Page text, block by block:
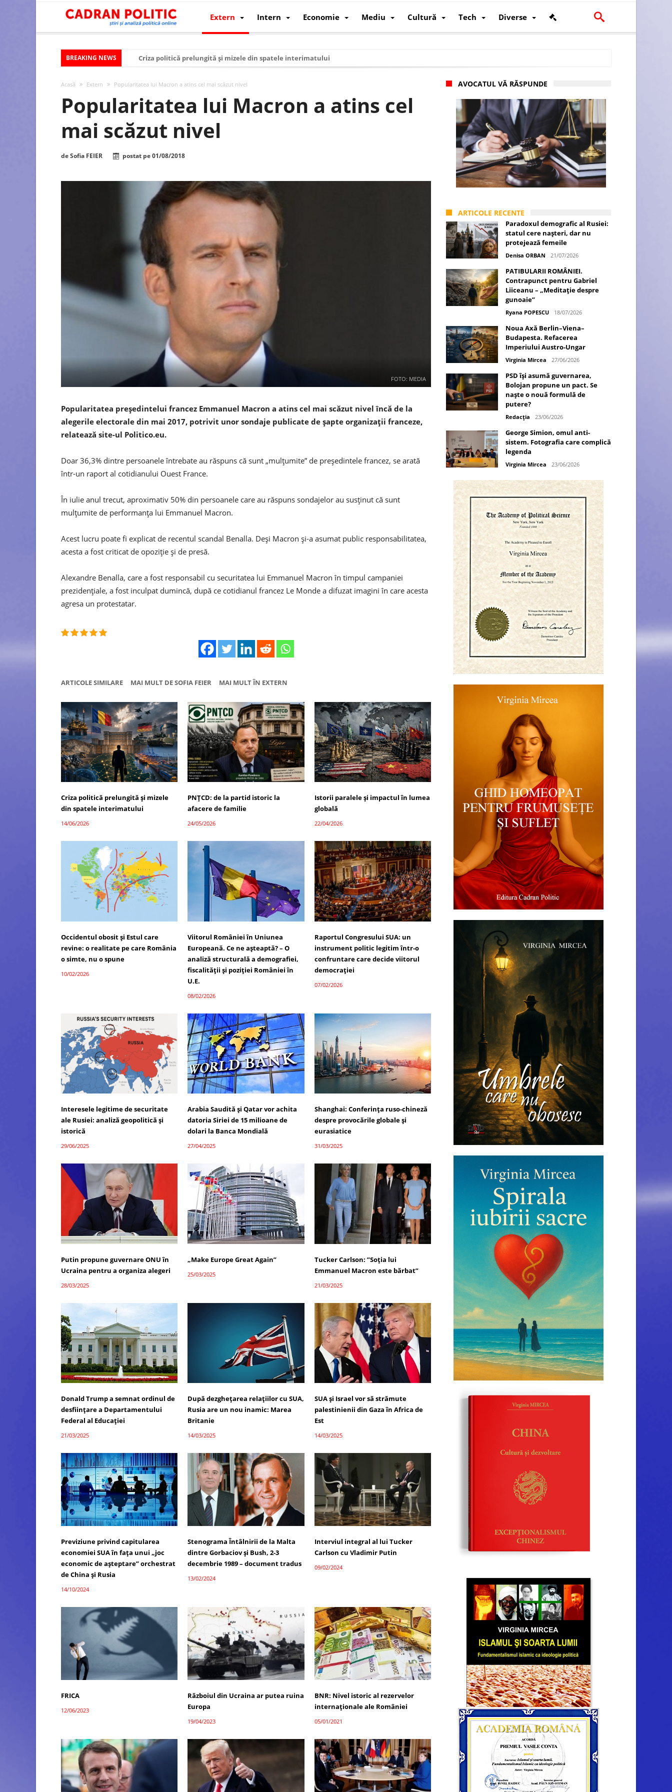
Extern Intern Economie Mediu Cultură Tech Diverse
BREAKING NEWS
Criza politică prelungită și mizele din spatele interimatului
Modelul economic al Rusiei: de ce rezistă?
Occidentul obosit și Estul care revine: o realitate pe care România o simte, nu o spune
Viitorul României în Uniunea Europeană. Ce ne așteaptă? – O analiză structurală a demografiei, fiscalității și poziției României în U.E.
România – ROExit pentru a supraviețui ca țară
Huawei dezvoltă un nou cip AI pentru a înlocui Nvidia
SUA și UE se îndepărtează de agenda climatică în sectorul energetic
Acasă Extern Popularitatea lui Macron a atins cel mai scăzut nivel
Popularitatea lui Macron a atins cel
mai scăzut nivel
deSofia FEIER postat pe01/08/2018
FOTO: MEDIA
Popularitatea preşedintelui francez Emmanuel Macron a atins cel mai scăzut nivel încă de la
alegerile electorale din mai 2017, potrivit unor sondaje publicate de şapte organizaţii franceze,
relatează site-ul Politico.eu.
Doar 36,3% dintre persoanele întrebate au răspuns că sunt „mulţumite” de preşedintele francez, se arată
într-un raport al cotidianului Ouest France.
În iulie anul trecut, aproximativ 50% din persoanele care au răspuns sondajelor au susţinut că sunt
mulţumite de performanţa lui Emmanuel Macron.
Acest lucru poate fi explicat de recentul scandal Benalla. Deşi Macron şi-a asumat public responsabilitatea,
acesta a fost criticat de opoziţie şi de presă.
Alexandre Benalla, care a fost responsabil cu securitatea lui Emmanuel Macron în timpul campaniei
prezidenţiale, a fost inculpat dumincă, după ce cotidianul francez Le Monde a difuzat imagini în care acesta
agresa un protestatar.
ARTICOLE SIMILARE MAI MULT DE SOFIA FEIER MAI MULT ÎN EXTERN
Criza politică prelungită și mizele
din spatele interimatului
14/06/2026
PNȚCD: de la partid istoric la
afacere de familie
24/05/2026
Istorii paralele și impactul în lumea
globală
22/04/2026
Occidentul obosit și Estul care
revine: o realitate pe care România
o simte, nu o spune
10/02/2026
Viitorul României în Uniunea
Europeană. Ce ne așteaptă? – O
analiză structurală a demografiei,
fiscalității și poziției României în
U.E.
08/02/2026
Raportul Congresului SUA: un
instrument politic legitim într-o
confruntare care decide viitorul
democrației
07/02/2026
Interesele legitime de securitate
ale Rusiei: analiză geopolitică și
istorică
29/06/2025
Arabia Saudită și Qatar vor achita
datoria Siriei de 15 milioane de
dolari la Banca Mondială
27/04/2025
Shanghai: Conferința ruso-chineză
despre provocările globale și
eurasiatice
31/03/2025
Putin propune guvernare ONU în
Ucraina pentru a organiza alegeri
28/03/2025
„Make Europe Great Again”
25/03/2025
Tucker Carlson: ”Soția lui
Emmanuel Macron este bărbat”
21/03/2025
Donald Trump a semnat ordinul de
desființare a Departamentului
Federal al Educației
21/03/2025
După dezghețarea relațiilor cu SUA,
Rusia are un nou inamic: Marea
Britanie
14/03/2025
SUA și Israel vor să strămute
palestinienii din Gaza în Africa de
Est
14/03/2025
Previziune privind capitularea
economiei SUA în fața unui „joc
economic de așteptare” orchestrat
de China și Rusia
14/10/2024
Stenograma Întâlnirii de la Malta
dintre Gorbaciov și Bush, 2-3
decembrie 1989 – document tradus
13/02/2024
Interviul integral al lui Tucker
Carlson cu Vladimir Putin
09/02/2024
FRICA
12/06/2023
Războiul din Ucraina ar putea ruina
Europa
19/04/2023
BNR: Nivel istoric al rezervelor
internaţionale ale României
05/01/2021
AVOCATUL VĂ RĂSPUNDE
ARTICOLE RECENTE
Paradoxul demografic al Rusiei:
statul cere nașteri, dar nu
protejează femeile
Denisa ORBAN 21/07/2026
PATIBULARII ROMÂNIEI.
Contrapunct pentru Gabriel
Liiceanu – „Meditație despre
gunoaie”
Ryana POPESCU 18/07/2026
Noua Axă Berlin–Viena–
Budapesta. Refacerea
Imperiului Austro-Ungar
Virginia Mircea 27/06/2026
PSD își asumă guvernarea,
Bolojan propune un pact. Se
naște o nouă formulă de
putere?
Redacția 23/06/2026
George Simion, omul anti-
sistem. Fotografia care complică
legenda
Virginia Mircea 23/06/2026